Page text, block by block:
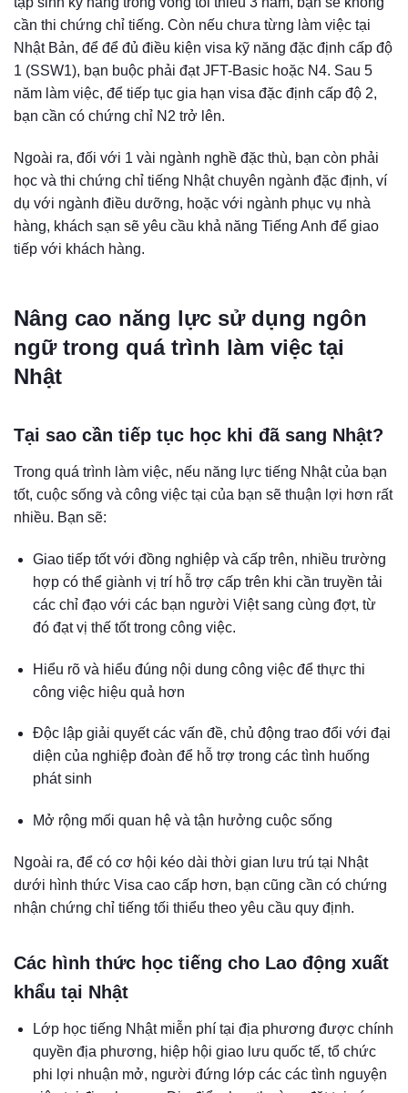
cần thi chứng chỉ tiếng. Còn nếu chưa từng làm việc tại
Nhật Bản, để để đủ điều kiện visa kỹ năng đặc định cấp độ
1 (SSW1), bạn buộc phải đạt JFT-Basic hoặc N4. Sau 5
năm làm việc, để tiếp tục gia hạn visa đặc định cấp độ 2,
bạn cần có chứng chỉ N2 trở lên.
Ngoài ra, đối với 1 vài ngành nghề đặc thù, bạn còn phải
học và thi chứng chỉ tiếng Nhật chuyên ngành đặc định, ví
dụ với ngành điều dưỡng, hoặc với ngành phục vụ nhà
hàng, khách sạn sẽ yêu cầu khả năng Tiếng Anh để giao
tiếp với khách hàng.
Nâng cao năng lực sử dụng ngôn
ngữ trong quá trình làm việc tại
Nhật
Tại sao cần tiếp tục học khi đã sang Nhật?
Trong quá trình làm việc, nếu năng lực tiếng Nhật của bạn
tốt, cuộc sống và công việc tại của bạn sẽ thuận lợi hơn rất
nhiều. Bạn sẽ:
Giao tiếp tốt với đồng nghiệp và cấp trên, nhiều trường
hợp có thể giành vị trí hỗ trợ cấp trên khi cần truyền tải
các chỉ đạo với các bạn người Việt sang cùng đợt, từ
đó đạt vị thế tốt trong công việc.
Hiểu rõ và hiểu đúng nội dung công việc để thực thi
công việc hiệu quả hơn
Độc lập giải quyết các vấn đề, chủ động trao đổi với đại
diện của nghiệp đoàn để hỗ trợ trong các tình huống
phát sinh
Mở rộng mối quan hệ và tận hưởng cuộc sống
Ngoài ra, để có cơ hội kéo dài thời gian lưu trú tại Nhật
dưới hình thức Visa cao cấp hơn, bạn cũng cần có chứng
nhận chứng chỉ tiếng tối thiểu theo yêu cầu quy định.
Các hình thức học tiếng cho Lao động xuất
khẩu tại Nhật
Lớp học tiếng Nhật miễn phí tại địa phương được chính
quyền địa phương, hiệp hội giao lưu quốc tế, tổ chức
phi lợi nhuận mở, người đứng lớp các các tình nguyện